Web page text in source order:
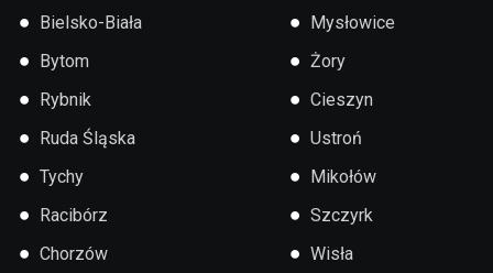
● Bielsko-Biała
● Bytom
● Rybnik
● Ruda Śląska
● Tychy
● Racibórz
● Chorzów
● Mysłowice
● Żory
● Cieszyn
● Ustroń
● Mikołów
● Szczyrk
● Wisła